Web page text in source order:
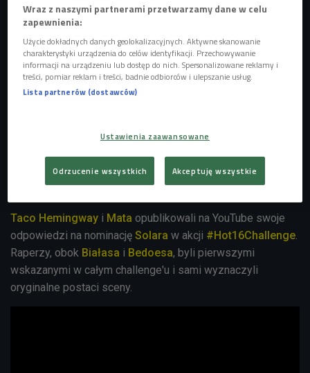
Taco Hemingway i Mata opublikowali na YouTube swoje
odpowiedzi na nominację Solara w akcji #Hot16Challenge.
Raperzy, obok Białasa i Bedoesa, byli pierwszymi
wskazanymi w całym challenge'u i sami wyznaczyli
oryginalne postaci sceny.
Wraz z naszymi partnerami przetwarzamy dane w celu
zapewnienia:
Użycie dokładnych danych geolokalizacyjnych. Aktywne skanowanie
charakterystyki urządzenia do celów identyfikacji. Przechowywanie
informacji na urządzeniu lub dostęp do nich. Spersonalizowane reklamy i
treści, pomiar reklam i treści, badnie odbiorców i ulepszanie usług.
Lista partnerów (dostawców)
Ustawienia zaawansowane
Odrzucenie wszystkich Akceptuję wszystkie